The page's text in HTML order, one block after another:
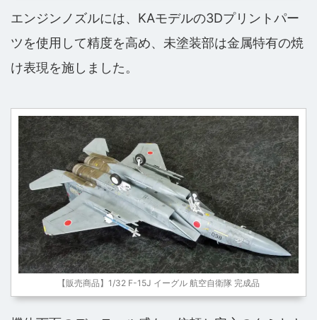
エンジンノズルには、KAモデルの3Dプリントパー
ツを使用して精度を高め、未塗装部は金属特有の焼
け表現を施しました。
【販売商品】1/32 F-15J イーグル 航空自衛隊 完成品